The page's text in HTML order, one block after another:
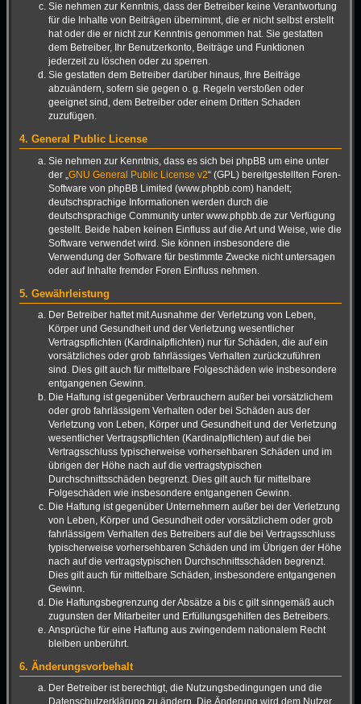
Sie nehmen zur Kenntnis, dass der Betreiber keine Verantwortung
für die Inhalte von Beiträgen übernimmt, die er nicht selbst erstellt
hat oder die er nicht zur Kenntnis genommen hat. Sie gestatten
dem Betreiber, Ihr Benutzerkonto, Beiträge und Funktionen
jederzeit zu löschen oder zu sperren.
Sie gestatten dem Betreiber darüber hinaus, Ihre Beiträge
abzuändern, sofern sie gegen o. g. Regeln verstoßen oder
geeignet sind, dem Betreiber oder einem Dritten Schaden
zuzufügen.
4. General Public License
Sie nehmen zur Kenntnis, dass es sich bei phpBB um eine unter
der „ GNU General Public License v2“ (GPL) bereitgestellten Foren-
Software von phpBB Limited (www.phpbb.com) handelt;
deutschsprachige Informationen werden durch die
deutschsprachige Community unter www.phpbb.de zur Verfügung
gestellt. Beide haben keinen Einfluss auf die Art und Weise, wie die
Software verwendet wird. Sie können insbesondere die
Verwendung der Software für bestimmte Zwecke nicht untersagen
oder auf Inhalte fremder Foren Einfluss nehmen.
5. Gewährleistung
Der Betreiber haftet mit Ausnahme der Verletzung von Leben,
Körper und Gesundheit und der Verletzung wesentlicher
Vertragspflichten (Kardinalpflichten) nur für Schäden, die auf ein
vorsätzliches oder grob fahrlässiges Verhalten zurückzuführen
sind. Dies gilt auch für mittelbare Folgeschäden wie insbesondere
entgangenen Gewinn.
Die Haftung ist gegenüber Verbrauchern außer bei vorsätzlichem
oder grob fahrlässigem Verhalten oder bei Schäden aus der
Verletzung von Leben, Körper und Gesundheit und der Verletzung
wesentlicher Vertragspflichten (Kardinalpflichten) auf die bei
Vertragsschluss typischerweise vorhersehbaren Schäden und im
übrigen der Höhe nach auf die vertragstypischen
Durchschnittsschäden begrenzt. Dies gilt auch für mittelbare
Folgeschäden wie insbesondere entgangenen Gewinn.
Die Haftung ist gegenüber Unternehmern außer bei der Verletzung
von Leben, Körper und Gesundheit oder vorsätzlichem oder grob
fahrlässigem Verhalten des Betreibers auf die bei Vertragsschluss
typischerweise vorhersehbaren Schäden und im Übrigen der Höhe
nach auf die vertragstypischen Durchschnittsschäden begrenzt.
Dies gilt auch für mittelbare Schäden, insbesondere entgangenen
Gewinn.
Die Haftungsbegrenzung der Absätze a bis c gilt sinngemäß auch
zugunsten der Mitarbeiter und Erfüllungsgehilfen des Betreibers.
Ansprüche für eine Haftung aus zwingendem nationalem Recht
bleiben unberührt.
6. Änderungsvorbehalt
Der Betreiber ist berechtigt, die Nutzungsbedingungen und die
Datenschutzerklärung zu ändern. Die Änderung wird dem Nutzer